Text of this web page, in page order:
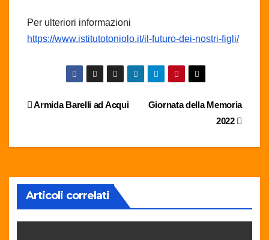
Per ulteriori informazioni
https://www.istitutotoniolo.it/il-futuro-dei-nostri-figli/
Navigazione
Giornata della Memoria
2022
Armida Barelli ad Acqui
Articoli correlati